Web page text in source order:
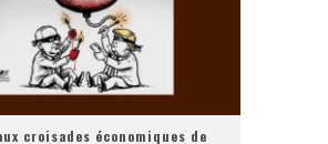
croisades économiques de